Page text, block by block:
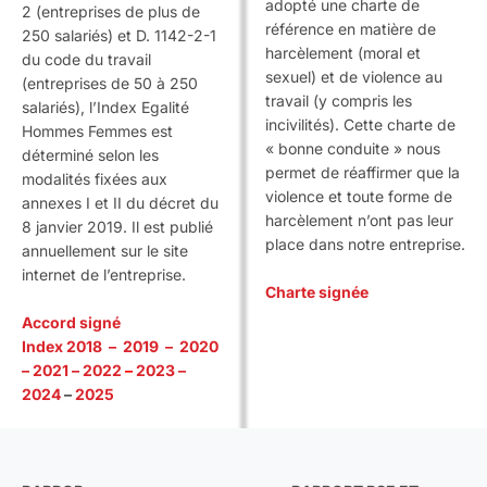
2 (entreprises de plus de
250 salariés) et D. 1142-2-1
du code du travail
(entreprises de 50 à 250
salariés), l’Index Egalité
Hommes Femmes est
déterminé selon les
modalités fixées aux
annexes I et II du décret du
8 janvier 2019. Il est publié
annuellement sur le site
internet de l’entreprise.
Accord signé
Index 2018 – 2019 – 2020
–2021–2022 –2023 –
2024–2025
adopté une charte de
référence en matière de
harcèlement (moral et
sexuel) et de violence au
travail (y compris les
incivilités). Cette charte de
« bonne conduite » nous
permet de réaffirmer que la
violence et toute forme de
harcèlement n’ont pas leur
place dans notre entreprise.
Charte signée